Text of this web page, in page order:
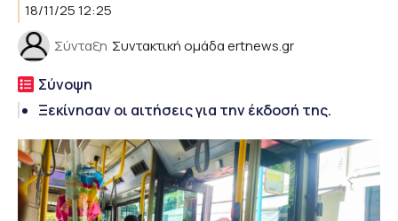
18/11/25 12:25
Σύνταξη Συντακτική ομάδα ertnews.gr
Σύνοψη
Ξεκίνησαν οι αιτήσεις για την έκδοσή της.